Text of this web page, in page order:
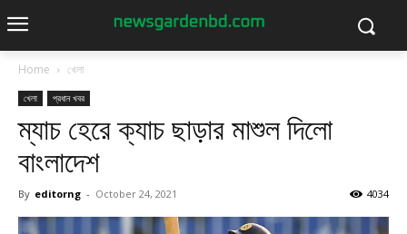
Home খেলা
খেলা প্রধান খবর
ম্যাচ হেরে ক্যাচ ছাড়ার মাশুল দিলো
বাংলাদেশ
By editorng - October 24, 2021 4034